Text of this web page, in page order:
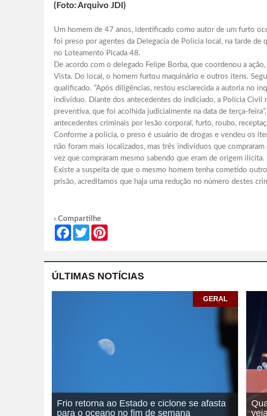
(Foto: Arquivo JDI)
Um homem de 47 anos, identificado como autor de um furto
foi preso por agentes da Delegacia de Polícia local, na tarde
no Loteamento Picada 48.
De acordo com o delegado Felipe Borba, que coordenou a
Vista. Do local, o homem furtou maquinário e outros itens.
qualificado. “Após diligências, restou esclarecida a autoria no
indivíduo. Diante dos antecedentes do indiciado, a Polícia Civil
preventiva, que foi acolhida judicialmente na data de terça-
antecedentes criminais por lesão corporal, furto, roubo,
Conforme a polícia, o preso é usuário de drogas e vendeu os
não foram mais localizados, mas três indivíduos que
vez que compraram mesmo sabendo que eram de origem ilícita.
Existe a suspeita de que o mesmo homem tenha cometido
prisão, acreditamos que haja uma redução no número destes
› Compartilhe
Facebook
Twitter
ÚLTIMAS NOTÍCIAS
GERAL
Frio retorna ao Estado e ciclone se afasta
para o oceano no fim de semana